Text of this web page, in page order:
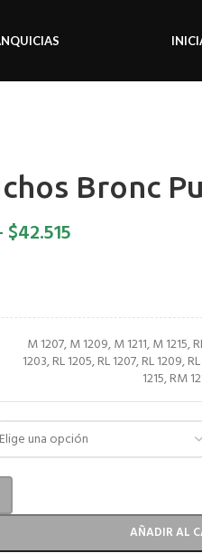
Bronc
$42.515
M 1207,M 1209,M 1211,M 1215,
1203,RL 1205,RL 1207,RL 1209,
1215,RM
AÑADIR AL